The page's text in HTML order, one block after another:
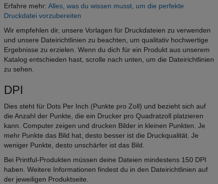
Erfahre mehr: Alles, was du wissen musst, um die perfekte
Druckdatei vorzubereiten
Wir empfehlen dir, unsere Vorlagen für Druckdateien zu verwenden
und unsere Dateirichtlinien zu beachten, um qualitativ hochwertige
Ergebnisse zu erzielen. Wenn du dich für ein Produkt aus unserem
Katalog entschieden hast, scrolle nach unten, um die Dateirichtlinien
zu sehen.
DPI
Dies steht für Dots Per Inch (Punkte pro Zoll) und bezieht sich auf
die Anzahl der Punkte, die ein Drucker pro Quadratzoll platzieren
kann. Computer zeigen und drucken Bilder in kleinen Punkten. Je
mehr Punkte das Bild hat, desto besser ist die Druckqualität. Je
weniger Punkte, desto unschärfer ist das Bild.
Bei Printful-Produkten müssen deine Dateien mindestens 150 DPI
haben. Weitere Informationen findest du in den Dateirichtlinien auf
der jeweiligen Produktseite.